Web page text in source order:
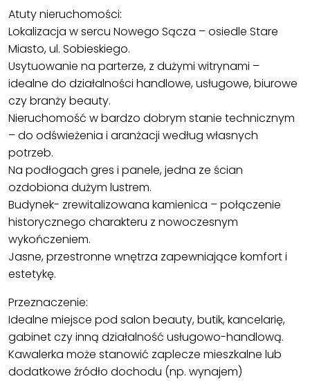
Atuty nieruchomości:
Lokalizacja w sercu Nowego Sącza – osiedle Stare
Miasto, ul. Sobieskiego.
Usytuowanie na parterze, z dużymi witrynami –
idealne do działalności handlowe, usługowe, biurowe
czy branży beauty.
Nieruchomość w bardzo dobrym stanie technicznym
– do odświeżenia i aranżacji według własnych
potrzeb.
Na podłogach gres i panele, jedna ze ścian
ozdobiona dużym lustrem.
Budynek- zrewitalizowana kamienica – połączenie
historycznego charakteru z nowoczesnym
wykończeniem.
Jasne, przestronne wnętrza zapewniające komfort i
estetykę.
Przeznaczenie:
Idealne miejsce pod salon beauty, butik, kancelarię,
gabinet czy inną działalność usługowo-handlową.
Kawalerka może stanowić zaplecze mieszkalne lub
dodatkowe źródło dochodu (np. wynajem)